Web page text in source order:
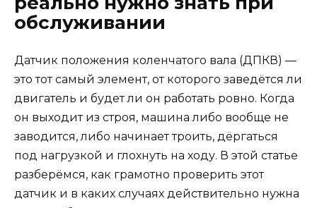
обслуживании
Датчик положения коленчатого вала (ДПКВ) —
это тот самый элемент, от которого заведётся ли
двигатель и будет ли он работать ровно. Когда
он выходит из строя, машина либо вообще не
заводится, либо начинает троить, дёргаться
под нагрузкой и глохнуть на ходу. В этой статье
разберёмся, как грамотно проверить этот
датчик и в каких случаях действительно нужна